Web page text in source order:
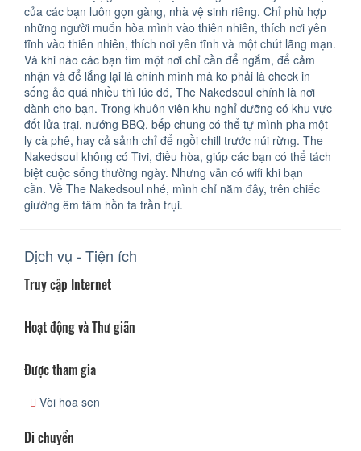
của các bạn luôn gọn gàng, nhà vệ sinh riêng. Chỉ phù hợp
những người muốn hòa mình vào thiên nhiên, thích nơi yên
tĩnh vào thiên nhiên, thích nơi yên tĩnh và một chút lãng mạn.
Và khi nào các bạn tìm một nơi chỉ cần để ngắm, để cảm
nhận và để lắng lại là chính mình mà ko phải là check in
sống ảo quá nhiều thì lúc đó, The Nakedsoul chính là nơi
dành cho bạn. Trong khuôn viên khu nghỉ dưỡng có khu vực
đốt lửa trại, nướng BBQ, bếp chung có thể tự mình pha một
ly cà phê, hay cả sảnh chỉ để ngồi chill trước núi rừng. The
Nakedsoul không có Tivi, điều hòa, giúp các bạn có thể tách
biệt cuộc sống thường ngày. Nhưng vẫn có wifi khi bạn
cần. Về The Nakedsoul nhé, mình chỉ nằm đây, trên chiếc
giường êm tâm hồn ta trần trụi.
Dịch vụ - Tiện ích
Truy cập Internet
Hoạt động và Thư giãn
Được tham gia
Vòi hoa sen
Di chuyển